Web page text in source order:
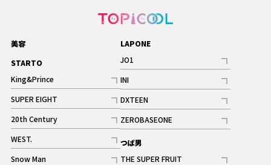
美容
STARTO
King&Prince
記事
SUPER EIGHT
記事
20th Century
記事
WEST.
記事
Snow Man
LAPONE
JO1
記事
INI
記事
ギャラリー
DXTEEN
記事
ギャラリー
ZEROBASEONE
記事
つば男
THE SUPER FRUIT